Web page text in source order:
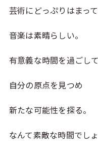
芸術にどっぷりはまって
音楽は素晴らしい。
有意義な時間を過ごして
自分の原点を見つめ
新たな可能性を探る。
なんて素敵な時間でしょ